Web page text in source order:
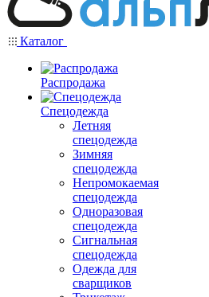
Каталог
Распродажа
Спецодежда
Летняя
спецодежда
Зимняя
спецодежда
Непромокаемая
спецодежда
Одноразовая
спецодежда
Сигнальная
спецодежда
Одежда для
сварщиков